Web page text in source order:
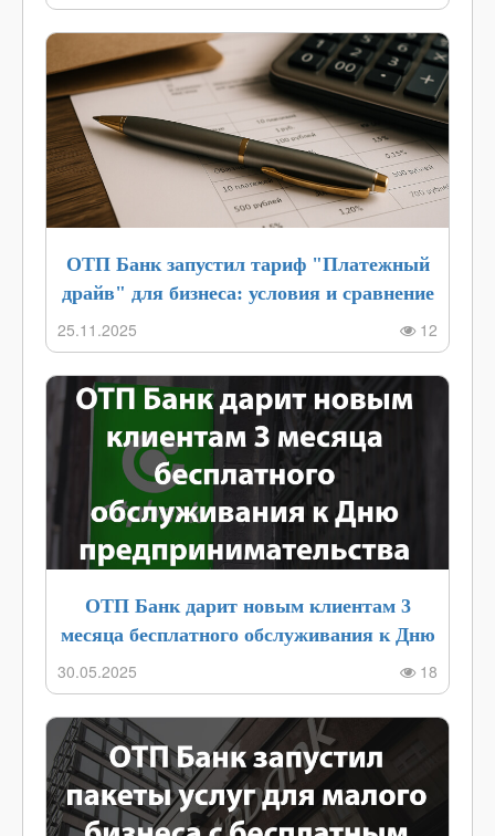
ОТП Банк запустил тариф "Платежный
драйв" для бизнеса: условия и сравнение
с конкурентами в 2025 году
25.11.2025 12
ОТП Банк дарит новым клиентам 3
месяца бесплатного обслуживания к Дню
предпринимательства 2025
30.05.2025 18